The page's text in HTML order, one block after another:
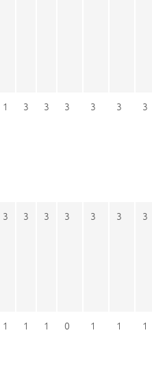
1 3 3 3 3 3 3
3 3 3 3 3 3 3
1 1 1 0 1 1 1